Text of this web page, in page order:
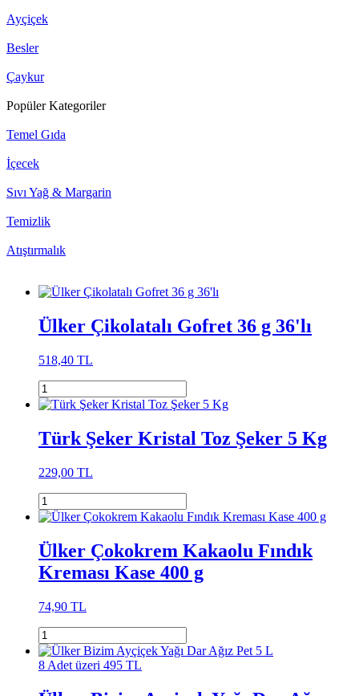
Ayçiçek
Besler
Çaykur
Popüler Kategoriler
Temel Gıda
İçecek
Sıvı Yağ & Margarin
Temizlik
Atıştırmalık
Ülker Çikolatalı Gofret 36 g 36'lı
518,40 TL
Türk Şeker Kristal Toz Şeker 5 Kg
229,00 TL
Ülker Çokokrem Kakaolu Fındık
Kreması Kase 400 g
74,90 TL
8 Adet üzeri 495 TL